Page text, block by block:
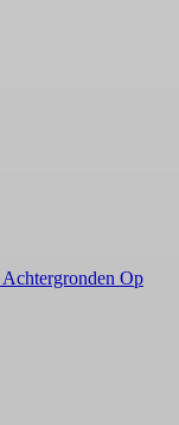
Achtergronden Op